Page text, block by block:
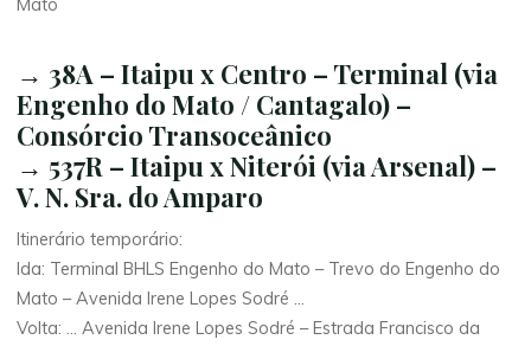
Mato
→ 38A – Itaipu x Centro – Terminal (via
Engenho do Mato / Cantagalo) –
Consórcio Transoceânico
→ 537R – Itaipu x Niterói (via Arsenal) –
V. N. Sra. do Amparo
Itinerário temporário:
Ida: Terminal BHLS Engenho do Mato – Trevo do Engenho do
Mato – Avenida Irene Lopes Sodré …
Volta: … Avenida Irene Lopes Sodré – Estrada Francisco da